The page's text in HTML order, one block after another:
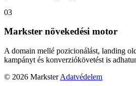
03
Markster növekedési motor
A domain mellé pozicionálást, landing
kampányt és konverziókövetést is
© 2026 Markster Adatvédelem